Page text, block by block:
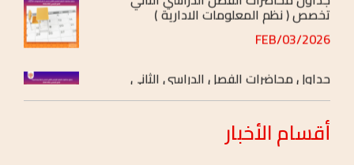
جداول محاضرات الفصل الدراسي الثاني
2026/FEB/03
أقسامالأخبار